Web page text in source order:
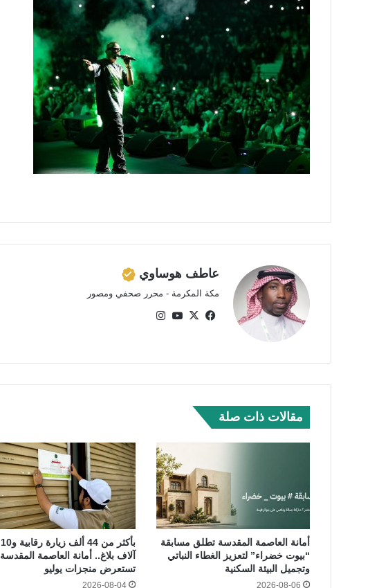
عاطف هوساوي
مكة المكرمة - محرر صحفي ومصور
في
‫X
‫Yo
مقالات ذات صلة
أمانة العاصمة المقدسة تطلق مسابقة
“بيوت خضراء” لتعزيز الغطاء النباتي
وتجميل البيئة السكنية
2026-08-06
بأكثر من 44 ألف زيارة رقابية و10
آلاف بلاغ.. أمانة العاصمة المقدسة
تستعرض منجزات يوليو
2026-08-04